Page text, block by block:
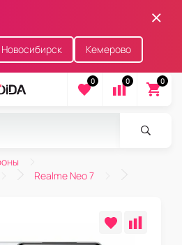
Новосибирск Кемерово
0 0 0
Realme Neo 7